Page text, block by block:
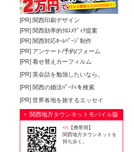
[PR] 関西印刷デザイン
[PR] 関西効率的ｸﾛｽﾒﾃﾞｨｱ提案
[PR] 関西対応ﾎｰﾑﾍﾟｰｼﾞ制作
[PR] アンケート/予約/フォーム
[PR] 着せ替えカーフィルム
[PR] 英会話を勉強したいなら。
[PR] 関西の婚活ﾊﾟｰﾃｨを検索
[PR] 世界各地を旅するエッセイ
▼ 関西地方タウンネットモバイル版
<< 【携帯用】
関西地方タウンネットを
持ち歩く。